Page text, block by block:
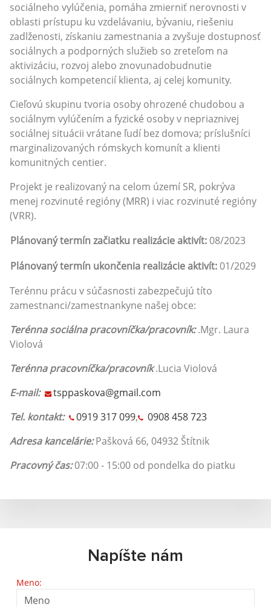
sociálneho vylúčenia, pomáha zmierniť nerovnosti v
oblasti prístupu ku vzdelávaniu, bývaniu, riešeniu
zadlženosti, získaniu zamestnania a zvyšuje dostupnosť
sociálnych a podporných služieb so zreteľom na
aktivizáciu, rozvoj alebo znovunadobudnutie
sociálnych kompetencií klienta, aj celej komunity.
Cieľovú skupinu tvoria osoby ohrozené chudobou a
sociálnym vylúčením a fyzické osoby v nepriaznivej
sociálnej situácii vrátane ľudí bez domova; príslušníci
marginalizovaných rómskych komunít a klienti
komunitných centier.
Projekt je realizovaný na celom území SR, pokrýva
menej rozvinuté regióny (MRR) i viac rozvinuté regióny
(VRR).
Plánovaný termín začiatku realizácie aktivít:08/2023
Plánovaný termín ukončenia realizácie aktivít:01/2029
Terénnu prácu v súčasnosti zabezpečujú títo
zamestnanci/zamestnankyne našej obce:
Terénna sociálna pracovníčka/pracovník:.Mgr. Laura
Violová
Terénna pracovníčka/pracovník.Lucia Violová
E-mail:
tsppaskova@gmail.com
Tel. kontakt:
0919 317 099,
0908 458 723
Adresa kancelárie:Pašková 66, 04932 Štítnik
Pracovný čas:07:00 - 15:00 od pondelka do piatku
Napíšte nám
Meno: